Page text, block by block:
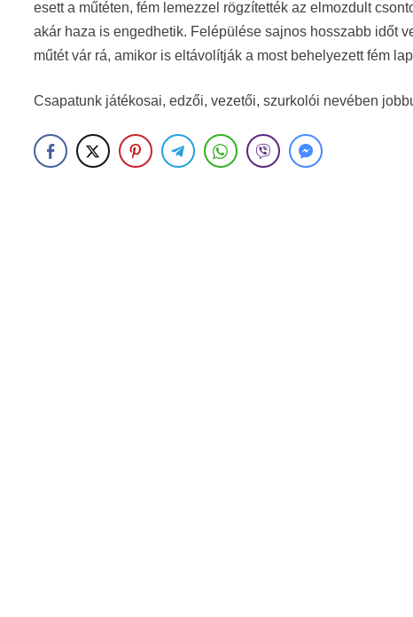
esett a műtéten, fém lemezzel rögzítették az elmozdult
akár haza is engedhetik. Felépülése sajnos hosszabb időt
műtét vár rá, amikor is eltávolítják a most behelyezett fém
Csapatunk játékosai, edzői, vezetői, szurkolói nevében